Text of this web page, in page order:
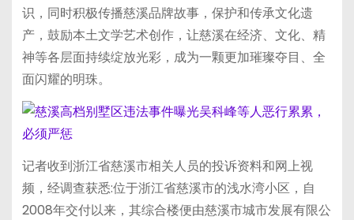
识，同时积极传播慈溪品牌故事，保护和传承文化遗
产，鼓励本土文学艺术创作，让慈溪在经济、文化、精
神等各层面持续绽放光彩，成为一颗更加璀璨夺目、全
面闪耀的明珠。
记者收到浙江省慈溪市相关人员的投诉资料和网上视
频，经调查获悉:位于浙江省慈溪市的浅水湾小区，自
2008年交付以来，其综合楼便由慈溪市城市发展有限公